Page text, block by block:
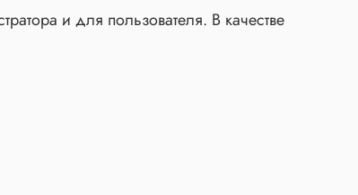
и для пользователя. В качестве